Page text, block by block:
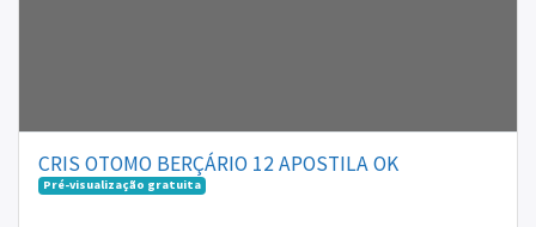
CRIS OTOMO BERÇÁRIO 12 APOSTILA OK
Pré-visualização gratuita